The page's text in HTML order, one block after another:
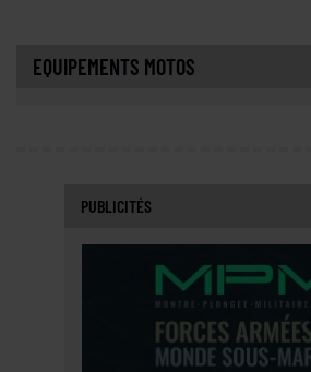
EQUIPEMENTS MOTOS
PUBLICITÉS